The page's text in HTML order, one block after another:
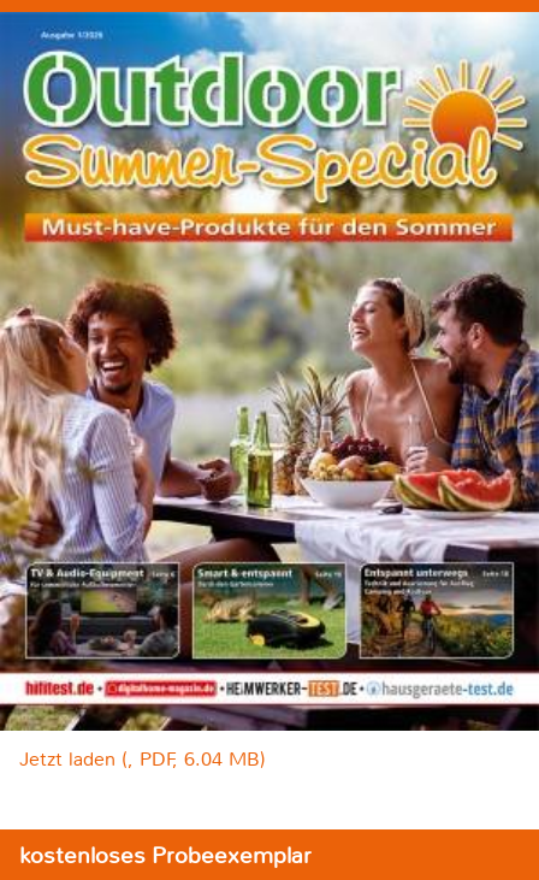
Jetzt laden (, PDF, 6.04 MB)
kostenloses Probeexemplar